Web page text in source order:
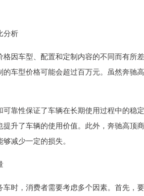
分析
格因车型、配置和定制内容的不同而有所
的车型价格可能会超过百万元。虽然奔驰
可靠性保证了车辆在长期使用过程中的稳
提升了车辆的使用价值。此外，奔驰高顶
减少一定的损失。
车时，消费者需要考虑多个因素。首先，